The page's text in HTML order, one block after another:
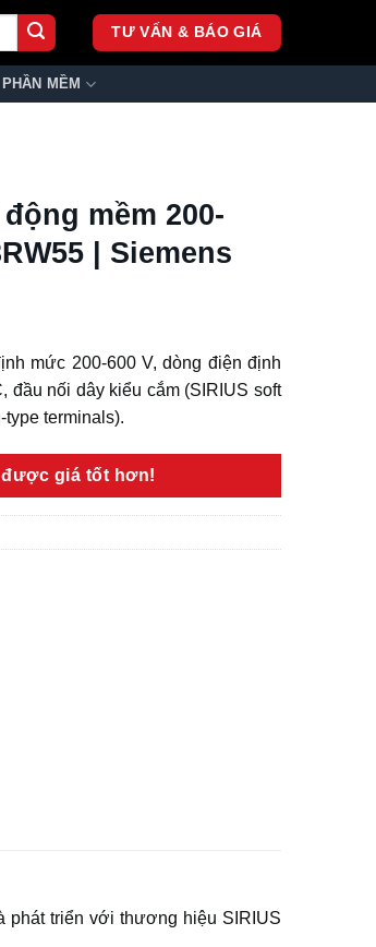
TƯ VẤN & BÁO GIÁ
PHẦN MỀM
mềm 200-
| Siemens
mức 200-600 V, dòng điện định
đầu nối dây kiểu cắm (SIRIUS soft
type terminals).
giá tốt hơn!
phát triển với thương hiệu SIRIUS